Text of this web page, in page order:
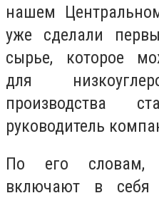
нашем
уже сделали
сырье, которое
для
производства
руководитель
По его словам,
включают в себя